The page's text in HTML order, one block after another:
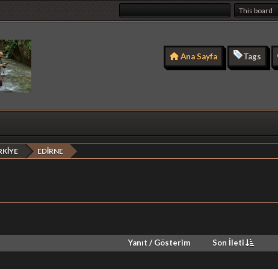
Ana Sayfa Tags
EDİRNE
Yanıt / Gösterim
Son İleti